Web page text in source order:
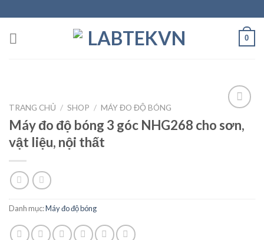
to
content
0
TRANG CHỦ / SHOP / MÁY ĐO ĐỘ BÓNG
Máy đo độ bóng 3 góc NHG268 cho sơn,
vật liệu, nội thất
Danh mục:Máy đo độ bóng